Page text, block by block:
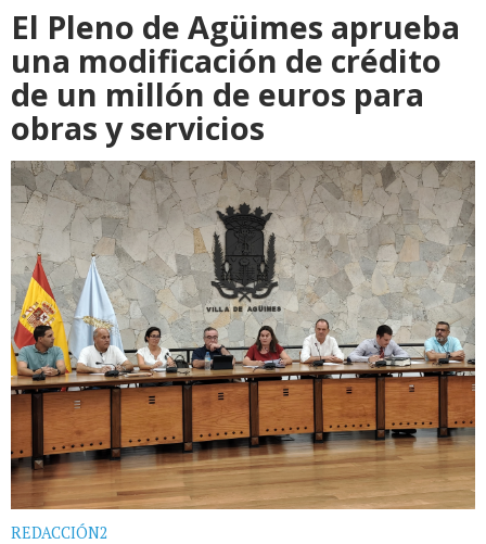
El Pleno de Agüimes aprueba
una modificación de crédito
de un millón de euros para
obras y servicios
REDACCIÓN2